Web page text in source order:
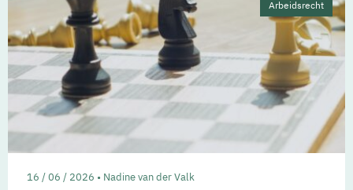
Arbeidsrecht
16 / 06 / 2026 • Nadine van der Valk